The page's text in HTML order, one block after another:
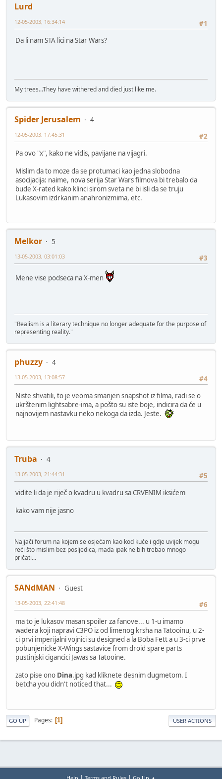
Lurd
#1
12-05-2003, 16:34:14
Da li nam STA lici na Star Wars?
My trees...They have withered and died just like me.
Spider Jerusalem
4
#2
12-05-2003, 17:45:31
Pa ovo "x", kako ne vidis, pavijane na vijagri.
Mislim da to moze da se protumaci kao jedna slobodna
asocijacija: naime, nova serija Star Wars filmova bi trebalo da
bude X-rated kako klinci sirom sveta ne bi isli da se truju
Lukasovim izdrkanim anahronizmima, etc.
Melkor
5
#3
13-05-2003, 03:01:03
Mene vise podseca na X-men
"Realism is a literary technique no longer adequate for the purpose of
representing reality."
phuzzy
4
#4
13-05-2003, 13:08:57
Niste shvatili, to je veoma smanjen snapshot iz filma, radi se o
ukrštenim lightsabre-ima, a pošto su iste boje, indicira da će u
najnovijem nastavku neko nekoga da izda. Jeste.
Truba
4
#5
13-05-2003, 21:44:31
vidite li da je riječ o kvadru u kvadru sa CRVENIM iksićem
kako vam nije jasno
Najjači forum na kojem se osjećam kao kod kuće i gdje uvijek mogu
reći što mislim bez posljedica, mada ipak ne bih trebao mnogo
pričati...
SANdMAN
Guest
#6
13-05-2003, 22:41:48
ma to je lukasov masan spoiler za fanove... u 1-u imamo
wadera koji napravi C3PO iz od limenog krsha na Tatooinu, u 2-
ci prvi imperijalni vojnici su designed a la Boba Fett a u 3-ci prve
pobunjenicke X-Wings sastavice from droid spare parts
pustinjski cigancici Jawas sa Tatooine.
zato pise ono Dina.jpg kad kliknete desnim dugmetom. I
betcha you didn't noticed that...
GO UP Pages 1 USER ACTIONS